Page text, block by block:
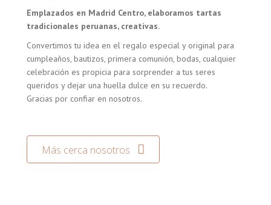
Emplazados en Madrid Centro, elaboramos tartas
tradicionales peruanas, creativas.
Convertimos tu idea en el regalo especial y original para
cumpleaños, bautizos, primera comunión, bodas, cualquier
celebración es propicia para sorprender a tus seres
queridos y dejar una huella dulce en su recuerdo.
Gracias por confiar en nosotros.
Más cerca nosotros